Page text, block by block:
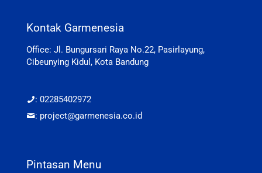
Kontak Garmenesia
Office: Jl. Bungursari Raya No.22, Pasirlayung,
Cibeunying Kidul, Kota Bandung
: 02285402972
: project@garmenesia.co.id
Pintasan Menu